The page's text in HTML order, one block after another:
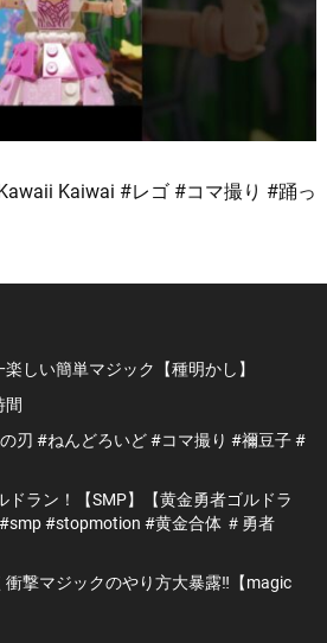
Kaiwai #レゴ #コマ撮り #踊っ
しい簡単マジック【種明かし】
間
刃 #ねんどろいど #コマ撮り #禰豆子 #
ドラン！【SMP】【黄金勇者ゴルドラ
#stopmotion #黄金合体 ＃勇者
衝撃マジックのやり方大暴露‼️【magic